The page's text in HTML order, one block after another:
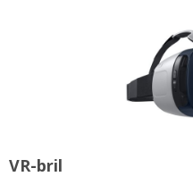
VR-bril